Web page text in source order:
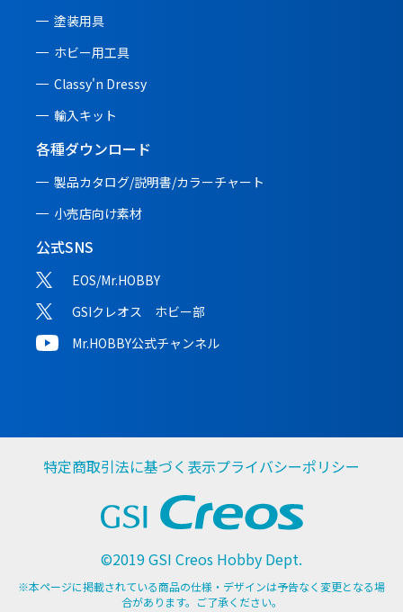
塗装用具
ホビー用工具
Classy'n Dressy
輸入キット
各種ダウンロード
製品カタログ/説明書/カラーチャート
小売店向け素材
公式SNS
EOS/Mr.HOBBY
GSIクレオス ホビー部
Mr.HOBBY公式チャンネル
特定商取引法に基づく表示プライバシーポリシー
©2019 GSI Creos Hobby Dept.
※本ページに掲載されている商品の仕様・デザインは予告なく変更となる場
合があります。ご了承ください。